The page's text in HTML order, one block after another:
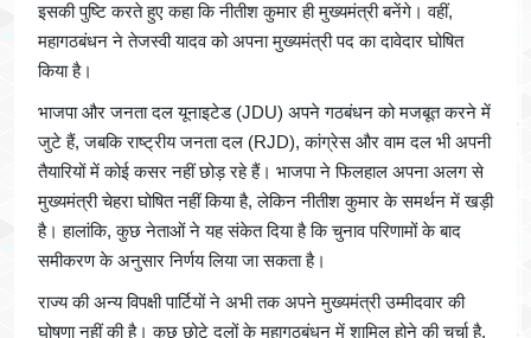
इसकी पुष्टि करते हुए कहा कि नीतीश कुमार ही मुख्यमंत्री बनेंगे। वहीं,
महागठबंधन ने तेजस्वी यादव को अपना मुख्यमंत्री पद का दावेदार घोषित
किया है।
भाजपा और जनता दल यूनाइटेड (JDU) अपने गठबंधन को मजबूत करने में
जुटे हैं, जबकि राष्ट्रीय जनता दल (RJD), कांग्रेस और वाम दल भी अपनी
तैयारियों में कोई कसर नहीं छोड़ रहे हैं। भाजपा ने फिलहाल अपना अलग से
मुख्यमंत्री चेहरा घोषित नहीं किया है, लेकिन नीतीश कुमार के समर्थन में खड़ी
है। हालांकि, कुछ नेताओं ने यह संकेत दिया है कि चुनाव परिणामों के बाद
समीकरण के अनुसार निर्णय लिया जा सकता है।
राज्य की अन्य विपक्षी पार्टियों ने अभी तक अपने मुख्यमंत्री उम्मीदवार की
घोषणा नहीं की है। कुछ छोटे दलों के महागठबंधन में शामिल होने की चर्चा है,